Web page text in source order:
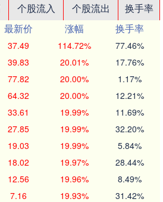
个股流入 个股流出
换手率
最新价 涨幅
换手率
37.49 114.72% 77.46%
39.83 20.01% 17.76%
77.82 20.00% 1.17%
64.32 20.00% 12.21%
33.61 19.99% 11.69%
27.85 19.99% 32.20%
19.03 19.99% 5.84%
18.02 19.97% 28.44%
12.56 19.96% 8.49%
7.16 19.93% 31.42%